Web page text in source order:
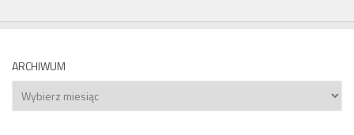
ARCHIWUM
Archiwum